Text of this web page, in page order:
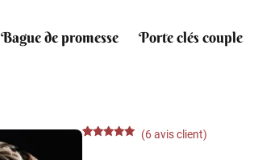
Bague de promesse Porte clés couple
(6avis client)